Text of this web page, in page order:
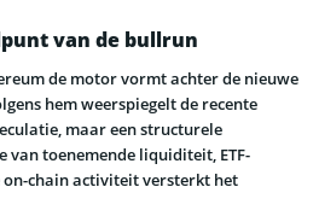
van de bullrun
de motor vormt achter de nieuwe
hem weerspiegelt de recente
maar een structurele
van toenemende liquiditeit, ETF-
on-chain activiteit versterkt het